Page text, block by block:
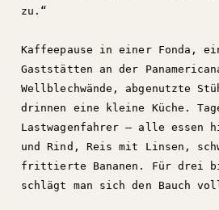
zu.“
Kaffeepause in einer Fonda,
Gaststätten an der
Wellblechwände, abgenutzte
drinnen eine kleine Küche.
Lastwagenfahrer – alle essen
und Rind, Reis mit Linsen,
frittierte Bananen. Für drei
schlägt man sich den Bauch